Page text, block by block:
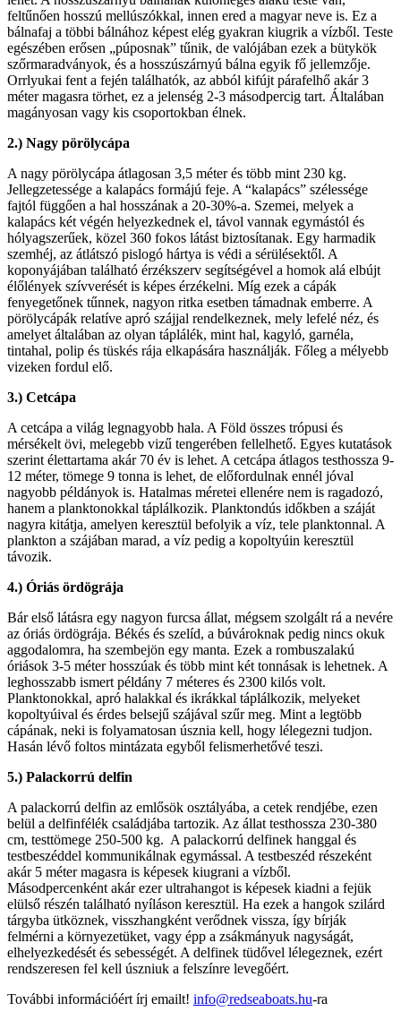
feltűnően hosszú mellúszókkal, innen ered a magyar neve is. Ez a
bálnafaj a többi bálnához képest elég gyakran kiugrik a vízből. Teste
egészében erősen „púposnak” tűnik, de valójában ezek a bütykök
szőrmaradványok, és a hosszúszárnyú bálna egyik fő jellemzője.
Orrlyukai fent a fején találhatók, az abból kifújt párafelhő akár 3
méter magasra törhet, ez a jelenség 2-3 másodpercig tart. Általában
magányosan vagy kis csoportokban élnek.
2.) Nagy pörölycápa
A nagy pörölycápa átlagosan 3,5 méter és több mint 230 kg.
Jellegzetessége a kalapács formájú feje. A “kalapács” szélessége
fajtól függően a hal hosszának a 20-30%-a. Szemei, melyek a
kalapács két végén helyezkednek el, távol vannak egymástól és
hólyagszerűek, közel 360 fokos látást biztosítanak. Egy harmadik
szemhéj, az átlátszó pislogó hártya is védi a sérülésektől. A
koponyájában található érzékszerv segítségével a homok alá elbújt
élőlények szívverését is képes érzékelni. Míg ezek a cápák
fenyegetőnek tűnnek, nagyon ritka esetben támadnak emberre. A
pörölycápák relatíve apró szájjal rendelkeznek, mely lefelé néz, és
amelyet általában az olyan táplálék, mint hal, kagyló, garnéla,
tintahal, polip és tüskés rája elkapására használják. Főleg a mélyebb
vizeken fordul elő.
3.) Cetcápa
A cetcápa a világ legnagyobb hala. A Föld összes trópusi és
mérsékelt övi, melegebb vizű tengerében fellelhető. Egyes kutatások
szerint élettartama akár 70 év is lehet. A cetcápa átlagos testhossza 9-
12 méter, tömege 9 tonna is lehet, de előfordulnak ennél jóval
nagyobb példányok is. Hatalmas méretei ellenére nem is ragadozó,
hanem a planktonokkal táplálkozik. Planktondús időkben a száját
nagyra kitátja, amelyen keresztül befolyik a víz, tele planktonnal. A
plankton a szájában marad, a víz pedig a kopoltyúin keresztül
távozik.
4.) Óriás ördögrája
Bár első látásra egy nagyon furcsa állat, mégsem szolgált rá a nevére
az óriás ördögrája. Békés és szelíd, a búvároknak pedig nincs okuk
aggodalomra, ha szembejön egy manta. Ezek a rombuszalakú
óriások 3-5 méter hosszúak és több mint két tonnásak is lehetnek. A
leghosszabb ismert példány 7 méteres és 2300 kilós volt.
Planktonokkal, apró halakkal és ikrákkal táplálkozik, melyeket
kopoltyúival és érdes belsejű szájával szűr meg. Mint a legtöbb
cápának, neki is folyamatosan úsznia kell, hogy lélegezni tudjon.
Hasán lévő foltos mintázata egyből felismerhetővé teszi.
5.) Palackorrú delfin
A palackorrú delfin az emlősök osztályába, a cetek rendjébe, ezen
belül a delfinfélék családjába tartozik. Az állat testhossza 230-380
cm, testtömege 250-500 kg. A palackorrú delfinek hanggal és
testbeszéddel kommunikálnak egymással. A testbeszéd részeként
akár 5 méter magasra is képesek kiugrani a vízből.
Másodpercenként akár ezer ultrahangot is képesek kiadni a fejük
elülső részén található nyíláson keresztül. Ha ezek a hangok szilárd
tárgyba ütköznek, visszhangként verődnek vissza, így bírják
felmérni a környezetüket, vagy épp a zsákmányuk nagyságát,
elhelyezkedését és sebességét. A delfinek tüdővel lélegeznek, ezért
rendszeresen fel kell úszniuk a felszínre levegőért.
További információért írj emailt! info@redseaboats.hu-ra